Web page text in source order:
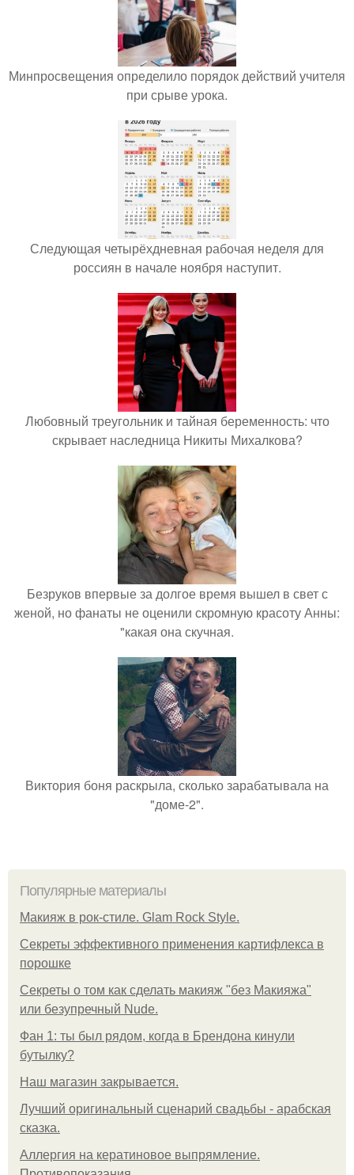
Минпросвещения определило порядок действий учителя
при срыве урока.
Следующая четырёхдневная рабочая неделя для
россиян в начале ноября наступит.
Любовный треугольник и тайная беременность: что
скрывает наследница Никиты Михалкова?
Безруков впервые за долгое время вышел в свет с
женой, но фанаты не оценили скромную красоту Анны:
"какая она скучная.
Виктория боня раскрыла, сколько зарабатывала на
"доме-2".
Популярные материалы
Макияж в рок-стиле. Glam Rock Style.
Секреты эффективного применения картифлекса в
порошке
Секреты о том как сделать макияж "без Макияжа"
или безупречный Nude.
Фан 1: ты был рядом, когда в Брендона кинули
бутылку?
Нaш магaзин зaкрывaeтся.
Лучший оригинальный сценарий свадьбы - арабская
сказка.
Аллергия на кератиновое выпрямление.